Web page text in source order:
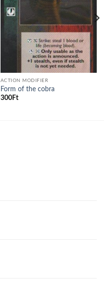
ACTION MODIFIER
Form of the cobra
300Ft